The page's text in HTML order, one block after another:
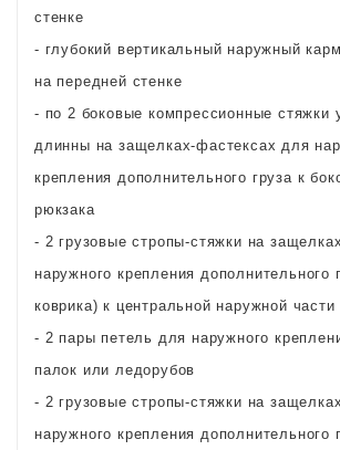
стенке
- глубокий вертикальный наружный
на передней стенке
- по 2 боковые компрессионные стяжки
длинны на защелках-фастексах для
крепления дополнительного груза к
рюкзака
- 2 грузовые стропы-стяжки на
наружного крепления дополнительного
коврика) к центральной наружной части
- 2 пары петель для наружного
палок или ледорубов
- 2 грузовые стропы-стяжки на
наружного крепления дополнительного